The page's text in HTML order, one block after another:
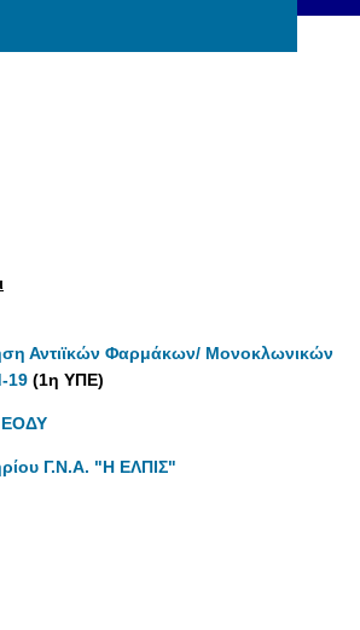
Αντιϊκών Φαρμάκων/ Μονοκλωνικών
19 (1η ΥΠΕ)
ΕΟΔΥ
Γ.Ν.Α. "Η ΕΛΠΙΣ"